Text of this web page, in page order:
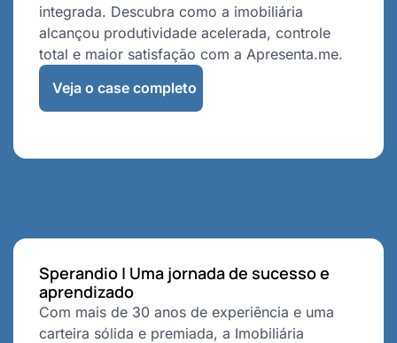
integrada. Descubra como a imobiliária
alcançou produtividade acelerada, controle
total e maior satisfação com a Apresenta.me.
Veja o case completo
Sperandio | Uma jornada de sucesso e
aprendizado
Com mais de 30 anos de experiência e uma
carteira sólida e premiada, a Imobiliária